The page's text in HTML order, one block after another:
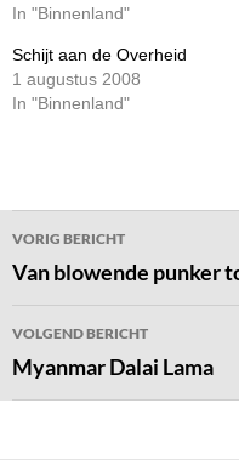
In "Binnenland"
Schijt aan de Overheid
1 augustus 2008
In "Binnenland"
Bericht
navigatie
VORIG BERICHT
Van blowende punker
VOLGEND BERICHT
Myanmar Dalai Lama